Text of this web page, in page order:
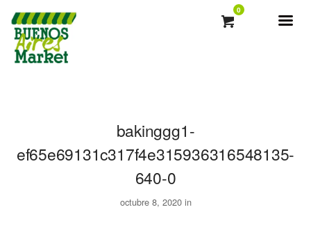
0
bakinggg1-
ef65e69131c317f4e315936316548135-
640-0
octubre 8, 2020 in